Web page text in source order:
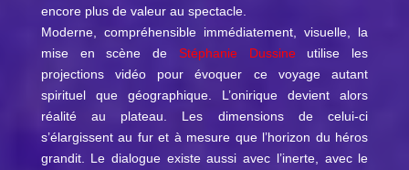
encore plus de valeur au spectacle.
Moderne, compréhensible immédiatement, visuelle, la
mise en scène de Stéphanie Dussine utilise les
projections vidéo pour évoquer ce voyage autant
spirituel que géographique. L’onirique devient alors
réalité au plateau. Les dimensions de celui-ci
s’élargissent au fur et à mesure que l’horizon du héros
grandit. Le dialogue existe aussi avec l’inerte, avec le